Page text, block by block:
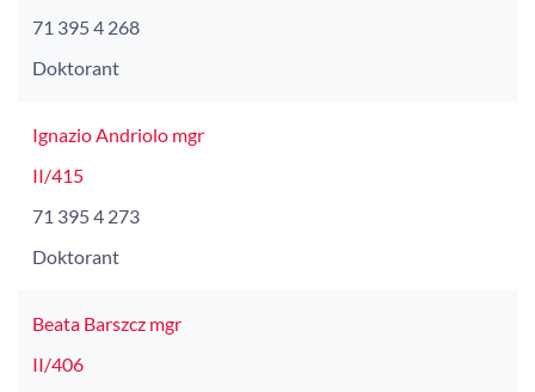
71 395 4 268
Doktorant
Ignazio Andriolo mgr
II/415
71 395 4 273
Doktorant
Beata Barszcz mgr
II/406